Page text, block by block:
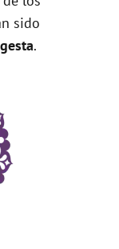
sido
.